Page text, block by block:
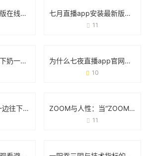
《鬼迷心窍》完整版在线观看：悬疑背后的情感与人性的较量 七月直播app安装最新版视频：手把手教你体验升级亮点
11
追剧新姿势：一边下奶一边吃零食敷面膜的电视剧魔力 为什么七夜直播app官网能成为年轻人手机里的新宠？
10
遇到“一边揉捏胸一边往下摸怎么办”？这些实用建议必须收藏 ZOOM与人性：当“ZOOM情”成为日常的生存法则
11